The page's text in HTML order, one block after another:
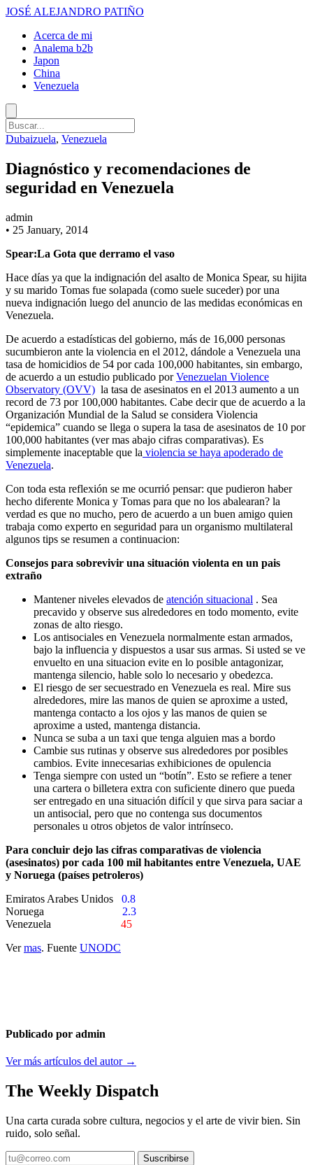
JOSÉ ALEJANDRO PATIÑO
Acerca de mi
Analema b2b
Japon
China
Venezuela
Dubaizuela, Venezuela
Diagnóstico y recomendaciones de
seguridad en Venezuela
admin
• 25 January, 2014
Spear:La Gota que derramo el vaso
Hace días ya que la indignación del asalto de Monica Spear, su hijita
y su marido Tomas fue solapada (como suele suceder) por una
nueva indignación luego del anuncio de las medidas económicas en
Venezuela.
De acuerdo a estadísticas del gobierno, más de 16,000 personas
sucumbieron ante la violencia en el 2012, dándole a Venezuela una
tasa de homicidios de 54 por cada 100,000 habitantes, sin embargo,
de acuerdo a un estudio publicado porVenezuelan Violence
Observatory (OVV) la tasa de asesinatos en el 2013 aumento a un
record de 73 por 100,000 habitantes. Cabe decir que de acuerdo a la
Organización Mundial de la Salud se considera Violencia
“epidemica” cuando se llega o supera la tasa de asesinatos de 10 por
100,000 habitantes (ver mas abajo cifras comparativas). Es
simplemente inaceptable que la violencia se haya apoderado de
Venezuela.
Con toda esta reflexión se me ocurrió pensar: que pudieron haber
hecho diferente Monica y Tomas para que no los abalearan? la
verdad es que no mucho, pero de acuerdo a un buen amigo quien
trabaja como experto en seguridad para un organismo multilateral
algunos tips se resumen a continuacion:
Consejos para sobrevivir una situación violenta en un pais
extraño
Mantener niveles elevados de atención situacional . Sea
precavido y observe sus alrededores en todo momento, evite
zonas de alto riesgo.
Los antisociales en Venezuela normalmente estan armados,
bajo la influencia y dispuestos a usar sus armas. Si usted se ve
envuelto en una situacion evite en lo posible antagonizar,
mantenga silencio, hable solo lo necesario y obedezca.
El riesgo de ser secuestrado en Venezuela es real. Mire sus
alrededores, mire las manos de quien se aproxime a usted,
mantenga contacto a los ojos y las manos de quien se
aproxime a usted, mantenga distancia.
Nunca se suba a un taxi que tenga alguien mas a bordo
Cambie sus rutinas y observe sus alrededores por posibles
cambios. Evite innecesarias exhibiciones de opulencia
Tenga siempre con usted un “botín”. Esto se refiere a tener
una cartera o billetera extra con suficiente dinero que pueda
ser entregado en una situación difícil y que sirva para saciar a
un antisocial, pero que no contenga sus documentos
personales u otros objetos de valor intrínseco.
Para concluir dejo las cifras comparativas de violencia
(asesinatos) por cada 100 mil habitantes entre Venezuela, UAE
y Noruega (países petroleros)
Emiratos Arabes Unidos
0.8
Noruega
2.3
Venezuela 45
Vermas. Fuente UNODC
Publicado por admin
Ver más artículos del autor →
The Weekly Dispatch
Una carta curada sobre cultura, negocios y el arte de vivir bien. Sin
ruido, solo señal.
Suscribirse